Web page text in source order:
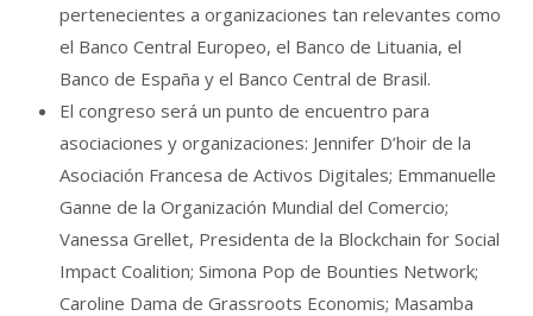
pertenecientes a organizaciones tan relevantes como
el Banco Central Europeo, el Banco de Lituania, el
Banco de España y el Banco Central de Brasil.
El congreso será un punto de encuentro para
asociaciones y organizaciones: Jennifer D’hoir de la
Asociación Francesa de Activos Digitales; Emmanuelle
Ganne de la Organización Mundial del Comercio;
Vanessa Grellet, Presidenta de la Blockchain for Social
Impact Coalition; Simona Pop de Bounties Network;
Caroline Dama de Grassroots Economis; Masamba